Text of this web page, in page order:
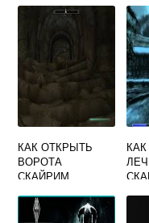
КАК ОТКРЫТЬ
ВОРОТА
СКАЙРИМ